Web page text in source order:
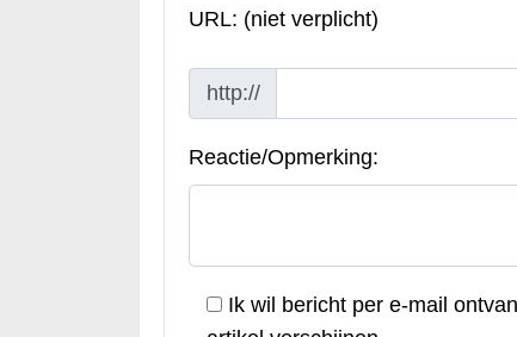
URL: (niet verplicht)
http://
Reactie/Opmerking:
Ik wil bericht per e-mail